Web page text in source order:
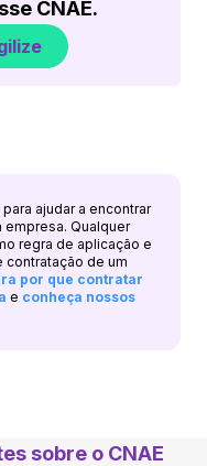
CNAE.
ajudar a encontrar
empresa. Qualquer
regra de aplicação e
de um
por que contratar
e conheça nossos
sobre o CNAE